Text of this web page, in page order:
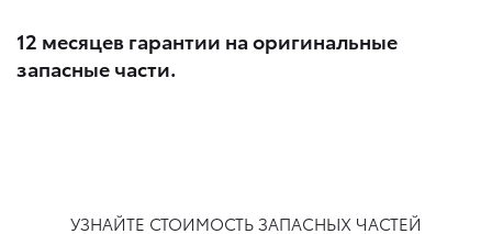
12 месяцев гарантии на оригинальные
запасные части.